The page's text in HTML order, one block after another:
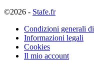
©2026 - Stafe.fr
Condizioni generali
Informazioni legali
Cookies
Il mio account